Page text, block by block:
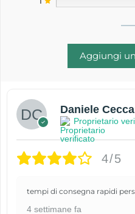
Aggiungi
Daniele
Proprietario
4/5
tempi di consegna rapidi
4 settimane fa